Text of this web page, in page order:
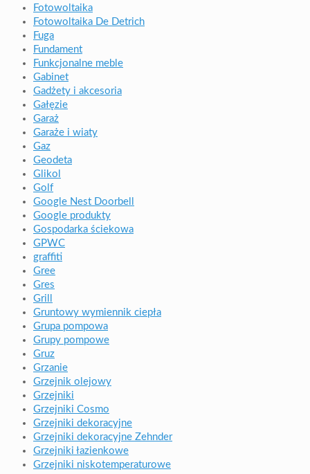
Fotowoltaika
Fotowoltaika De Detrich
Fuga
Fundament
Funkcjonalne meble
Gabinet
Gadżety i akcesoria
Gałęzie
Garaż
Garaże i wiaty
Gaz
Geodeta
Glikol
Golf
Google Nest Doorbell
Google produkty
Gospodarka ściekowa
GPWC
graffiti
Gree
Gres
Grill
Gruntowy wymiennik ciepła
Grupa pompowa
Grupy pompowe
Gruz
Grzanie
Grzejnik olejowy
Grzejniki
Grzejniki Cosmo
Grzejniki dekoracyjne
Grzejniki dekoracyjne Zehnder
Grzejniki łazienkowe
Grzejniki niskotemperaturowe